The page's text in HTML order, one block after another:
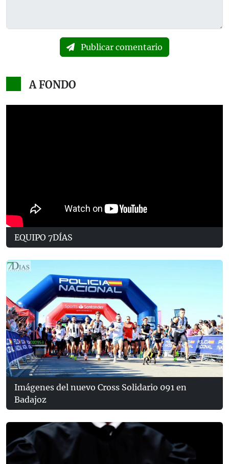
Publicar comentario
A FONDO
EQUIPO 7DÍAS
Imágenes del nuevo Cross Solidario 091 en
Badajoz